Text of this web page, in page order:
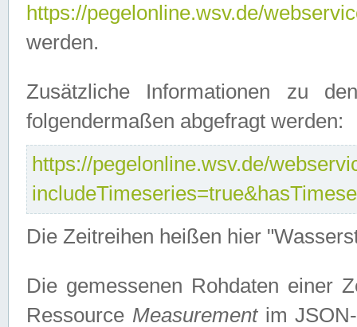
https://pegelonline.wsv.de/
werden.
Zusätzliche Informationen zu
folgendermaßen abgefragt werden:
https://pegelonline.wsv.de/
Die Zeitreihen heißen hier
Die gemessenen Rohdaten einer
Ressource Measurementim JSON-